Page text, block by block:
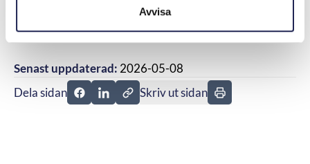
Avvisa
denna bakgrund avslog ARN konsumentens krav på
Senast uppdaterad: 2026-05-08
Dela sidan
Dela sidan på Facebook
Dela sidan på Linkedin
Skriv ut sidan